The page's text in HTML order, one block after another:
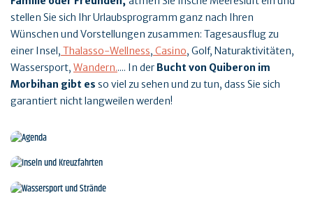
stellen Sie sich Ihr Urlaubsprogramm ganz nach Ihren
Wünschen und Vorstellungen zusammen: Tagesausflug zu
einer Insel, Thalasso-Wellness, Casino, Golf, Naturaktivitäten,
Wassersport, Wandern..... In der Bucht von Quiberon im
Morbihan gibt es so viel zu sehen und zu tun, dass Sie sich
garantiert nicht langweilen werden!
Inseln und Kreuzfahrten